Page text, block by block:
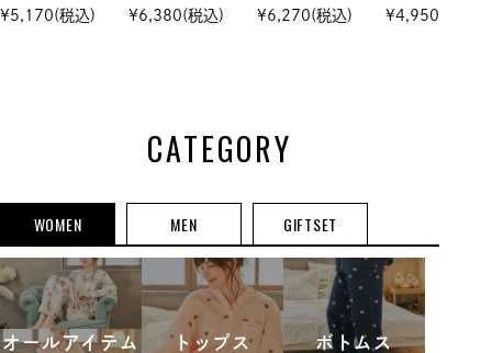
¥5,170(税込)
ード プルオー
バー
¥6,380(税込)
ックTシャツ
¥6,270(税込)
¥4,950
CATEGORY
WOMEN MEN GIFTSET
オールアイテム トップス ボトムス